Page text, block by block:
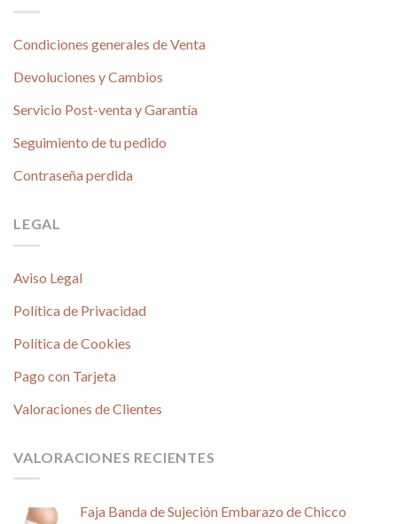
Condiciones generales de Venta
Devoluciones y Cambios
Servicio Post-venta y Garantía
Seguimiento de tu pedido
Contraseña perdida
LEGAL
Aviso Legal
Política de Privacidad
Política de Cookies
Pago con Tarjeta
Valoraciones de Clientes
VALORACIONES RECIENTES
Faja Banda de Sujeción Embarazo de Chicco